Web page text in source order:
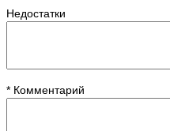
Недостатки
* Комментарий